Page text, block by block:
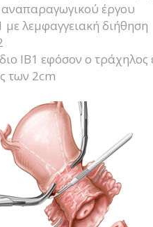
έργου
με λεμφαγγειακή διήθηση
ΙΒ1 εφόσον ο τράχηλος
των 2cm